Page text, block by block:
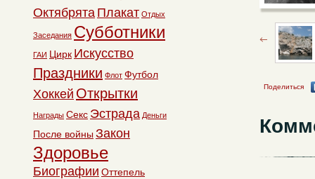
Поделиться
Октябрята Плакат Отдых
Заседания Субботники
ГАИ Цирк Искусство
Праздники Флот Футбол
Хоккей Открытки
Награды Секс Эстрада Деньги
После войны Закон
Здоровье
Биографии Оттепель